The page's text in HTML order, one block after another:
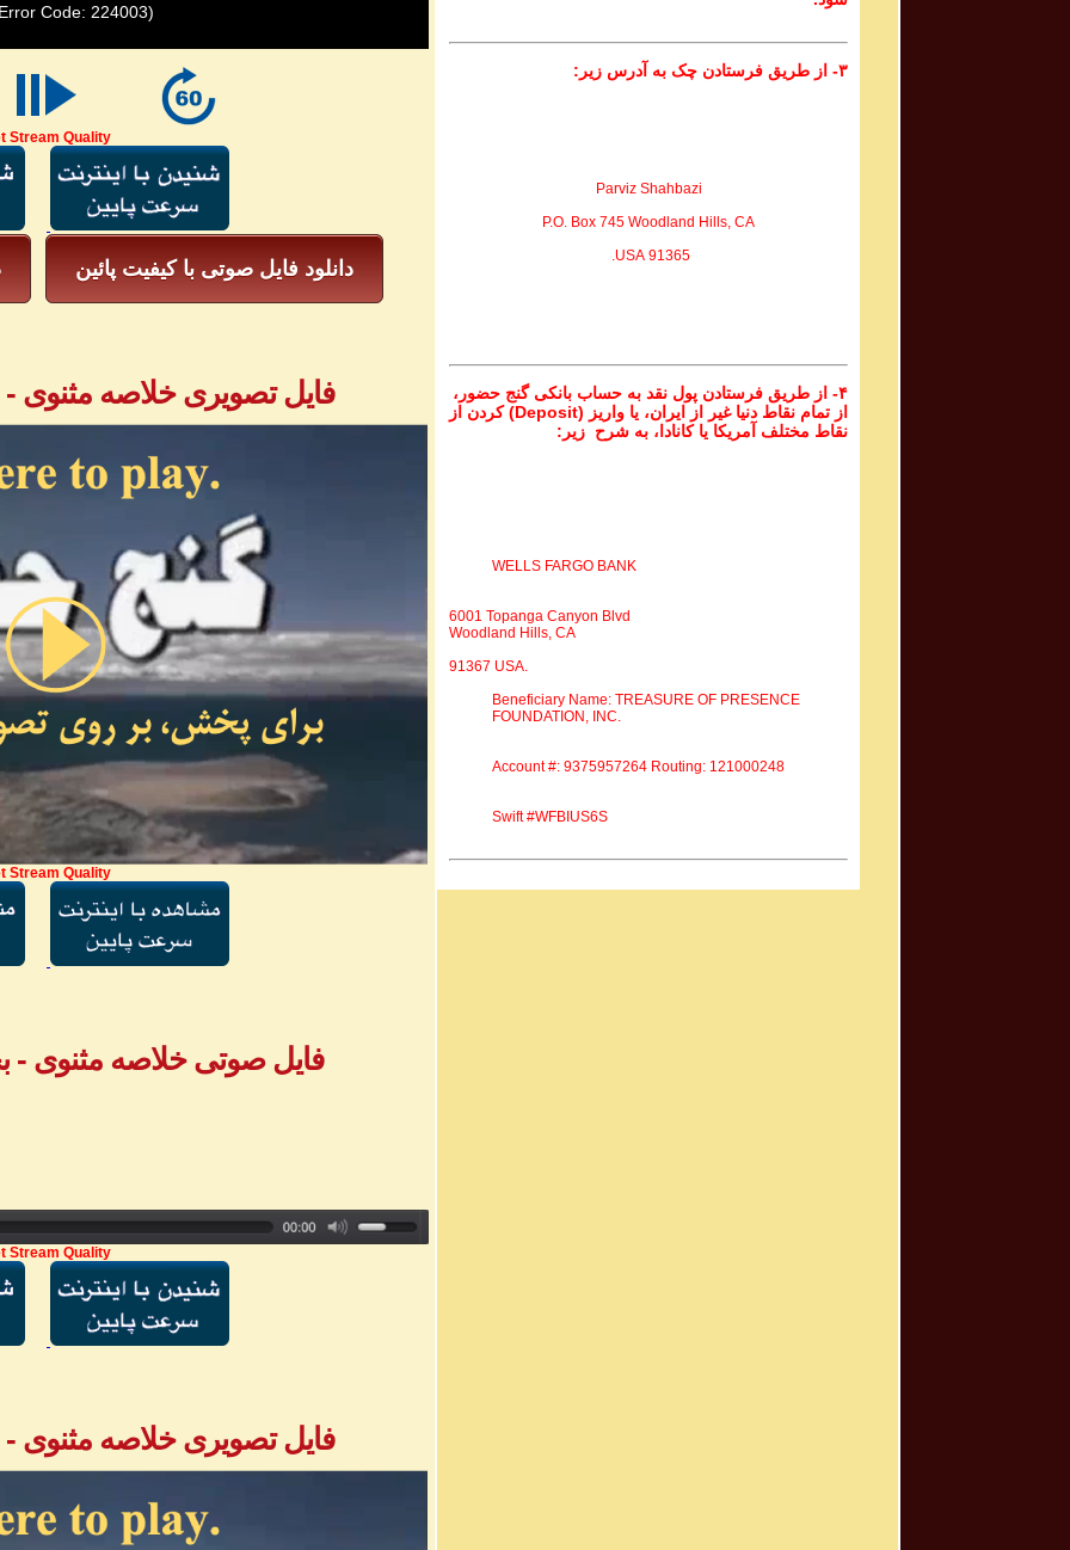
Code: 224003)
Stream Quality
دانلود فایل صوتی با کیفیت پائین
فایل تصویری خلاصه مثنوی - بخش ۱ -
Stream Quality
فایل صوتی خلاصه مثنوی - بخش ۱ -
Stream Quality
فایل تصویری خلاصه مثنوی - بخش ۲ -
۳- از طریق فرستادن چک به آدرس زیر:
Parviz Shahbazi
P.O. Box 745 Woodland Hills, CA
91365 USA.
۴- از طریق فرستادن پول نقد به حساب بانکی گنج حضور،
از تمام نقاط دنیا غیر از ایران، یا واریز (Deposit) کردن از
نقاط مختلف آمریکا یا کانادا، به شرح زیر:
WELLS FARGO BANK
6001 Topanga Canyon Blvd
Woodland Hills, CA
91367 USA.
Beneficiary Name: TREASURE OF PRESENCE
FOUNDATION, INC.
Account #: 9375957264 Routing: 121000248
Swift #WFBIUS6S